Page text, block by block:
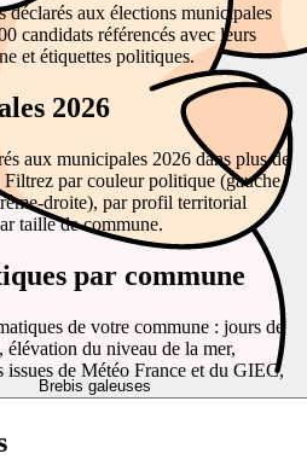
Brebis galeuses
déclarés aux élections municipales
candidats référencés avec leurs
et étiquettes politiques.
2026
aux municipales 2026 dans plus de
par couleur politique (gauche,
droite), par profil territorial
taille de commune.
par commune
de votre commune : jours de
élévation du niveau de la mer,
issues de Météo France et du GIEC,